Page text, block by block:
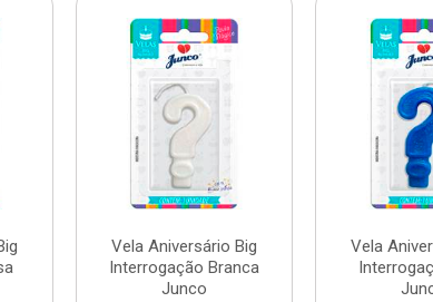
Vela Aniversário Big
Interrogação Branca
Junco
Vela